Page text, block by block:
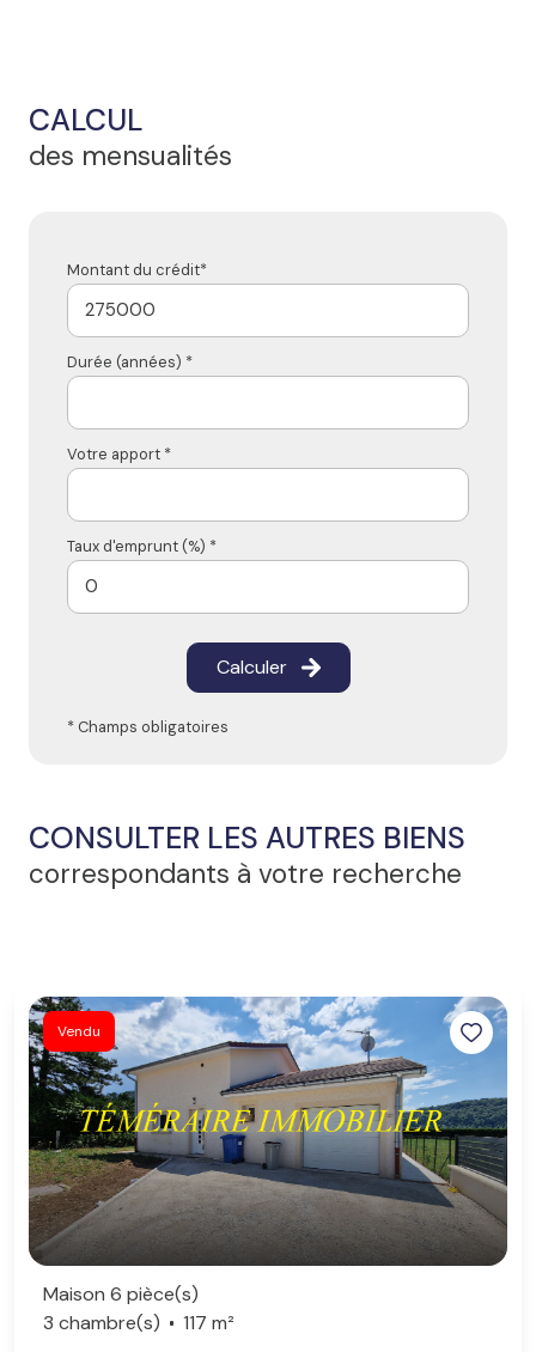
CALCUL
des mensualités
Montant du crédit*
Durée (années) *
Votre apport *
Taux d'emprunt (%) *
Calculer
* Champs obligatoires
CONSULTER LES AUTRES BIENS
correspondants à votre recherche
Vendu
Maison 6 pièce(s)
3 chambre(s)
117 m²